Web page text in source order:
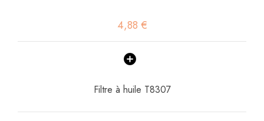
4,88 €
Filtre à huile T8307